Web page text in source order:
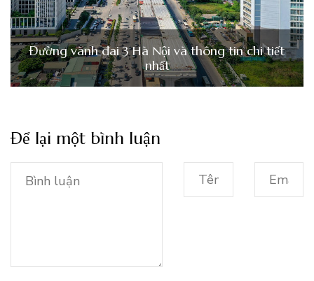
Đường vành đai 3 Hà Nội và thông tin chi tiết
nhất
Để lại một bình luận